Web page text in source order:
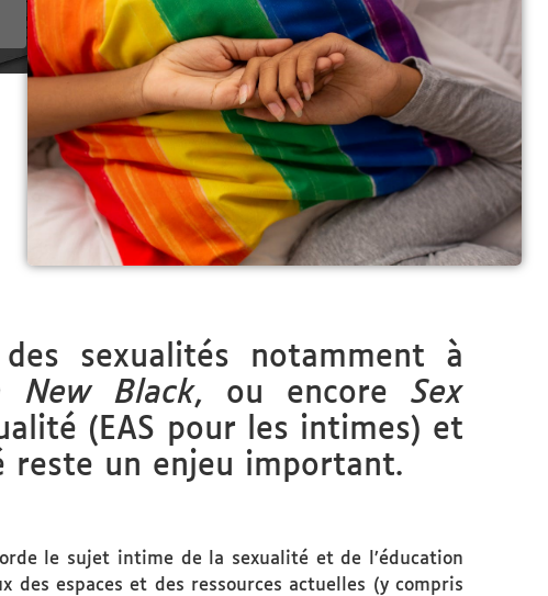
sexualités notamment à
New Black, ou encoreSex
(EAS pour les intimes) et
reste un enjeu important.
le sujet intime de la sexualité et de l’éducation
espaces et des ressources actuelles (y compris